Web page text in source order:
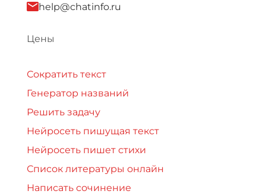
help@chatinfo.ru
Цены
Сократить текст
Генератор названий
Решить задачу
Нейросеть пишущая текст
Нейросеть пишет стихи
Список литературы онлайн
Написать сочинение